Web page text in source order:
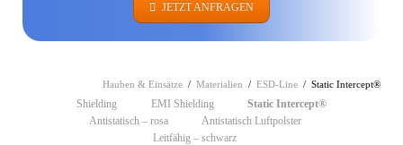
JETZT ANFRAGEN
Hauben & Einsätze Materialien ESD-Line Static Intercept®
Navigation
überspringen
Shielding EMI Shielding
Static Intercept®
Antistatisch – rosa
Antistatisch Luftpolster
Leitfähig – schwarz